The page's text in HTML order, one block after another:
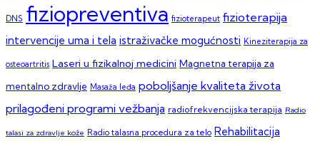
DNS fiziopreventiva fizioterapeut fizioterapija
intervencije uma i tela istraživačke mogućnosti Kineziterapija za
osteoartritis Laseri u fizikalnoj medicini Magnetna terapija za
mentalno zdravlje Masaža leđa poboljšanje kvaliteta života
prilagođeni programi vežbanja radiofrekvencijska terapija Radio
talasi za zdravlje kože Radio talasna procedura za telo Rehabilitacija